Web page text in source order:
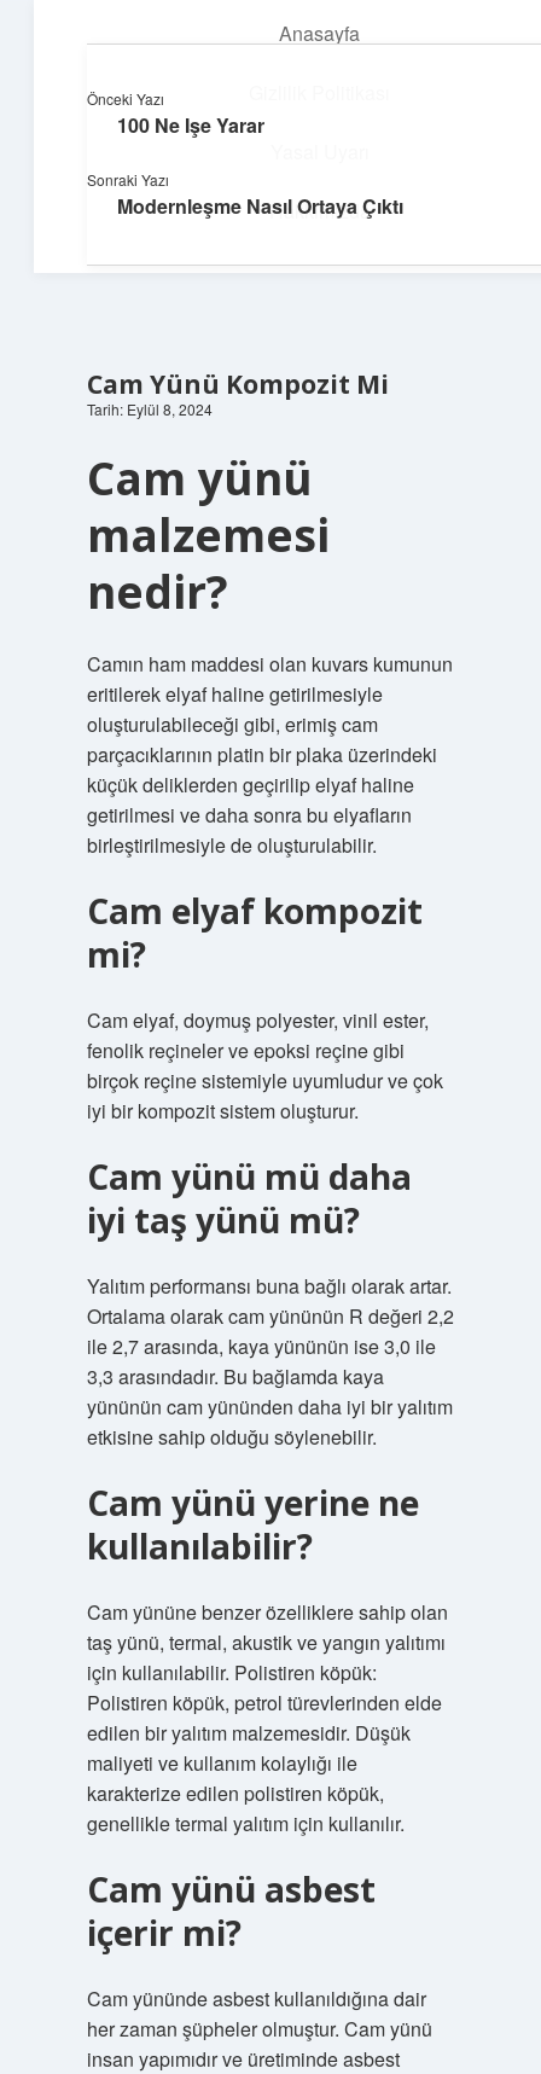
Anasayfa
Hakkımızda
Yumuşak Teknoloji Rehberi
Dijital dünyada huzurlu bir yolculuk!
Cam Yünü Kompozit Mi
Tarih: Eylül 8, 2024
Cam yünü
malzemesi
nedir?
Camın ham maddesi olan kuvars kumunun
eritilerek elyaf haline getirilmesiyle
oluşturulabileceği gibi, erimiş cam
parçacıklarının platin bir plaka üzerindeki
küçük deliklerden geçirilip elyaf haline
getirilmesi ve daha sonra bu elyafların
birleştirilmesiyle de oluşturulabilir.
Cam elyaf kompozit
mi?
Cam elyaf, doymuş polyester, vinil ester,
fenolik reçineler ve epoksi reçine gibi
birçok reçine sistemiyle uyumludur ve çok
iyi bir kompozit sistem oluşturur.
Cam yünü mü daha
iyi taş yünü mü?
Yalıtım performansı buna bağlı olarak artar.
Ortalama olarak cam yününün R değeri 2,2
ile 2,7 arasında, kaya yününün ise 3,0 ile
3,3 arasındadır. Bu bağlamda kaya
yününün cam yününden daha iyi bir yalıtım
etkisine sahip olduğu söylenebilir.
Cam yünü yerine ne
kullanılabilir?
Cam yününe benzer özelliklere sahip olan
taş yünü, termal, akustik ve yangın yalıtımı
için kullanılabilir. Polistiren köpük:
Polistiren köpük, petrol türevlerinden elde
edilen bir yalıtım malzemesidir. Düşük
maliyeti ve kullanım kolaylığı ile
karakterize edilen polistiren köpük,
genellikle termal yalıtım için kullanılır.
Cam yünü asbest
içerir mi?
Cam yününde asbest kullanıldığına dair
her zaman şüpheler olmuştur. Cam yünü
insan yapımıdır ve üretiminde asbest
Önceki Yazı
100 Ne Işe Yarar
Sonraki Yazı
Modernleşme Nasıl Ortaya Çıktı